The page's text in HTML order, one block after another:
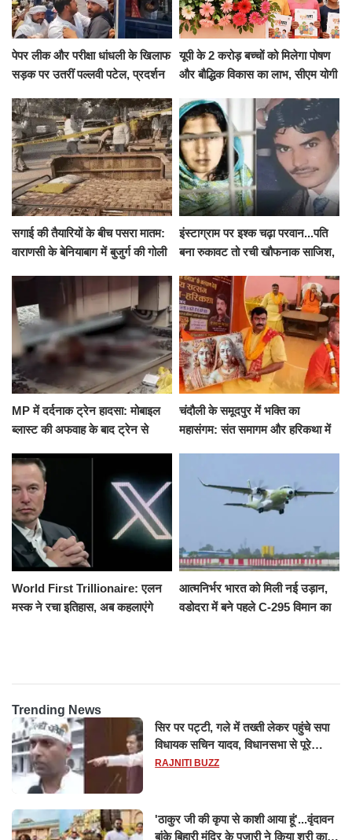
पेपर लीक और परीक्षा धांधली के खिलाफ
सड़क पर उतरीं पल्लवी पटेल, प्रदर्शन
यूपी के 2 करोड़ बच्चों को मिलेगा पोषण
और बौद्धिक विकास का लाभ, सीएम योगी
सगाई की तैयारियों के बीच पसरा मातम:
वाराणसी के बेनियाबाग में बुजुर्ग की गोली
इंस्टाग्राम पर इश्क चढ़ा परवान...पति
बना रुकावट तो रची खौफनाक साजिश,
के घाट
MP में दर्दनाक ट्रेन हादसा: मोबाइल
ब्लास्ट की अफवाह के बाद ट्रेन से
रौंदा, 4 की मौत
चंदौली के समूदपुर में भक्ति का
महासंगम: संत समागम और हरिकथा में
World First Trillionaire: एलन
मस्क ने रचा इतिहास, अब कहलाएंगे
आत्मनिर्भर भारत को मिली नई उड़ान,
वडोदरा में बने पहले C-295 विमान का
Trending News
सिर पर पट्टी, गले में तख्ती लेकर पहुंचे सपा
विधायक सचिन यादव, विधानसभा से पूरे
मानसून सत्र के लिए किया गया निलंबित
RAJNITI BUZZ
'ठाकुर जी की कृपा से काशी आया हूं'...वृंदावन
बांके बिहारी मंदिर के पुजारी ने किया श्री काशी